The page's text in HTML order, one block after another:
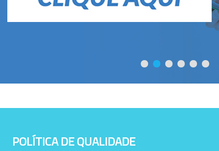
POLÍTICA DE QUALIDADE